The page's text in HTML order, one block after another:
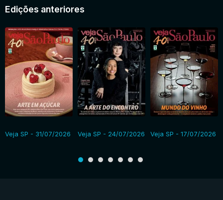
Edições anteriores
Veja SP - 31/07/2026 Veja SP - 24/07/2026 Veja SP - 17/07/2026